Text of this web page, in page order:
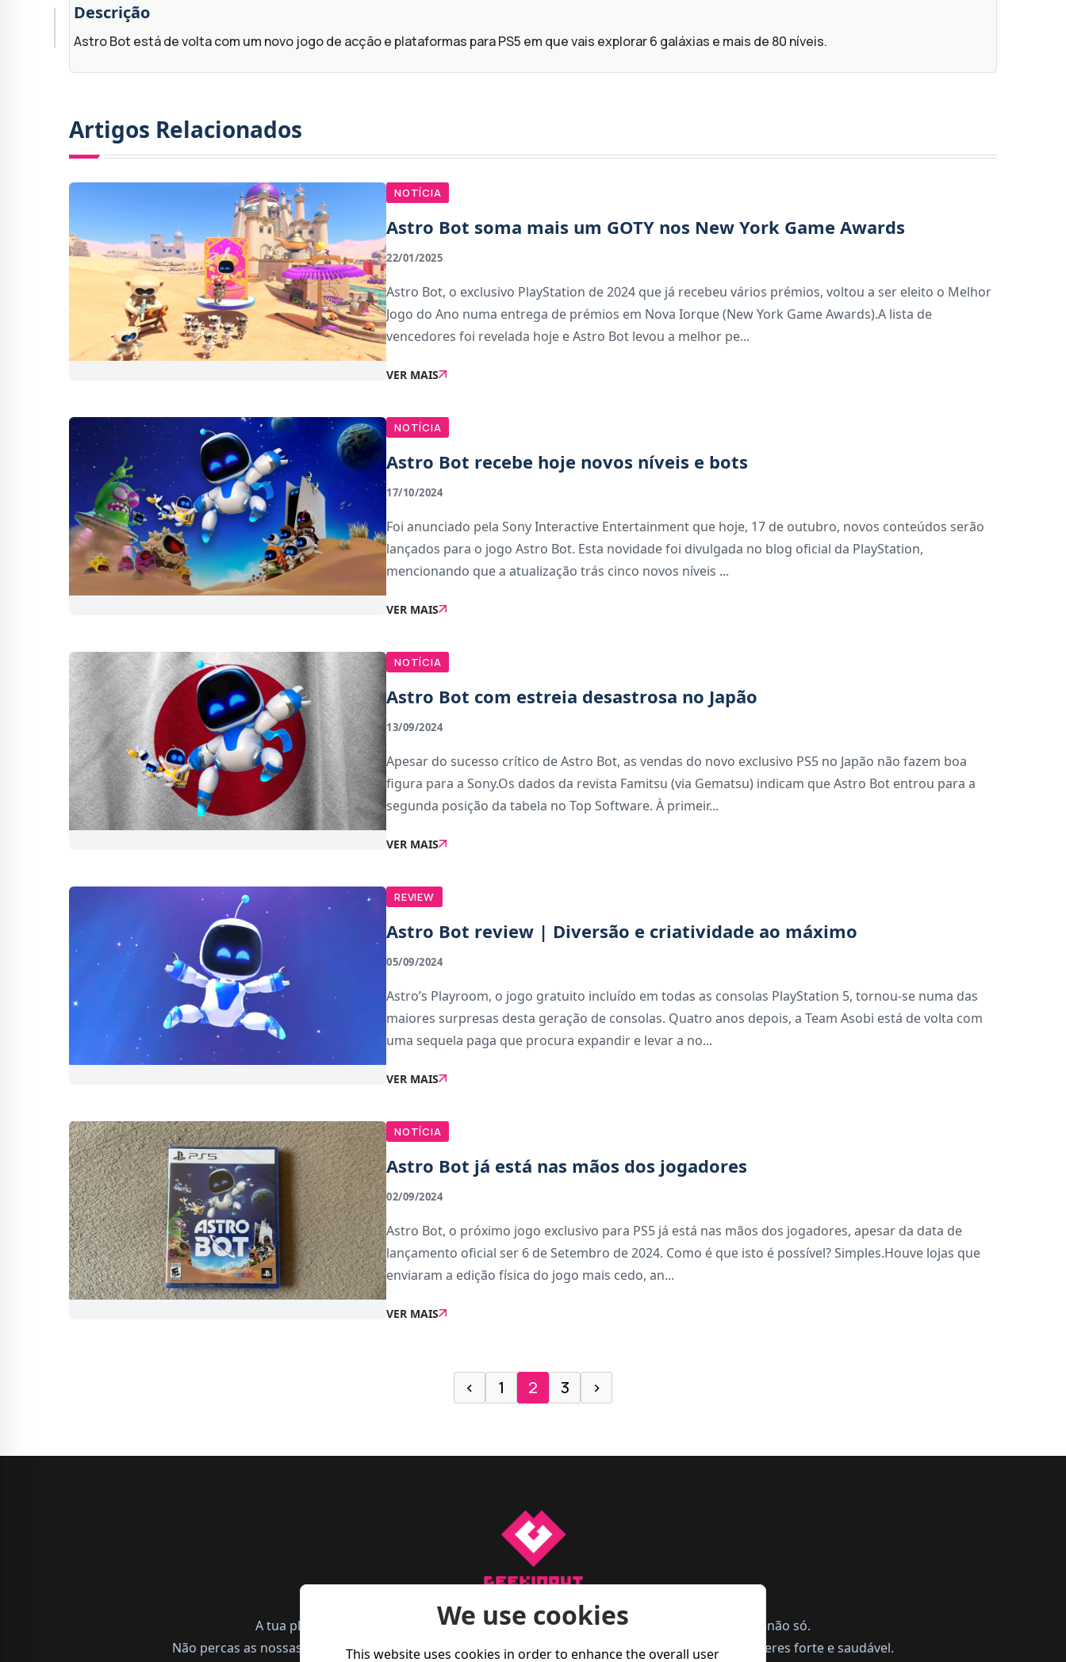
Descrição
Astro Bot está de volta com um novo jogo de acção e plataformas para PS5 em que vais explorar 6 galáxias e mais de 80 níveis.
Artigos Relacionados
NOTÍCIA
Astro Bot soma mais um GOTY nos New York Game Awards
22/01/2025
Astro Bot, o exclusivo PlayStation de 2024 que já recebeu vários prémios, voltou a ser eleito o Melhor
Jogo do Ano numa entrega de prémios em Nova Iorque (New York Game Awards).A lista de
vencedores foi revelada hoje e Astro Bot levou a melhor pe...
VER MAIS
NOTÍCIA
Astro Bot recebe hoje novos níveis e bots
17/10/2024
Foi anunciado pela Sony Interactive Entertainment que hoje, 17 de outubro, novos conteúdos serão
lançados para o jogo Astro Bot. Esta novidade foi divulgada no blog oficial da PlayStation,
mencionando que a atualização trás cinco novos níveis ...
VER MAIS
NOTÍCIA
Astro Bot com estreia desastrosa no Japão
13/09/2024
Apesar do sucesso crítico de Astro Bot, as vendas do novo exclusivo PS5 no Japão não fazem boa
figura para a Sony.Os dados da revista Famitsu (via Gematsu) indicam que Astro Bot entrou para a
segunda posição da tabela no Top Software. À primeir...
VER MAIS
REVIEW
Astro Bot review | Diversão e criatividade ao máximo
05/09/2024
Astro’s Playroom, o jogo gratuito incluído em todas as consolas PlayStation 5, tornou-se numa das
maiores surpresas desta geração de consolas. Quatro anos depois, a Team Asobi está de volta com
uma sequela paga que procura expandir e levar a no...
VER MAIS
NOTÍCIA
Astro Bot já está nas mãos dos jogadores
02/09/2024
Astro Bot, o próximo jogo exclusivo para PS5 já está nas mãos dos jogadores, apesar da data de
lançamento oficial ser 6 de Setembro de 2024. Como é que isto é possível? Simples.Houve lojas que
enviaram a edição física do jogo mais cedo, an...
VER MAIS
‹ 1 2 3 ›
A tua plataforma para te manteres a par do que se passa no mundo do gaming, mas não só.
Não percas as nossas notícias, reviews, artigos de opinião, e também dicas de fitness para te manteres forte e saudável.
We use cookies
This website uses cookies in order to enhance the overall user